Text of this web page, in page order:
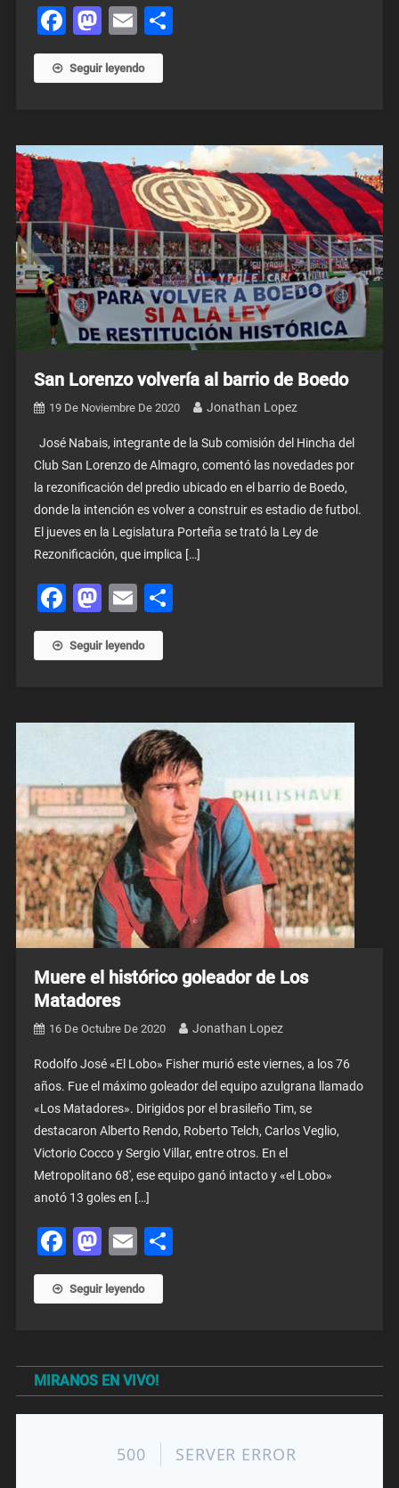
Facebook
Mastodon
Email
Seguir leyendo
San Lorenzo volvería al barrio de Boedo
19 De Noviembre De 2020 Jonathan Lopez
José Nabais, integrante de la Sub comisión del Hincha del
Club San Lorenzo de Almagro, comentó las novedades por
la rezonificación del predio ubicado en el barrio de Boedo,
donde la intención es volver a construir es estadio de futbol.
El jueves en la Legislatura Porteña se trató la Ley de
Rezonificación, que implica […]
Facebook
Mastodon
Email
Seguir leyendo
Muere el histórico goleador de Los
Matadores
16 De Octubre De 2020 Jonathan Lopez
Rodolfo José «El Lobo» Fisher murió este viernes, a los 76
años. Fue el máximo goleador del equipo azulgrana llamado
«Los Matadores». Dirigidos por el brasileño Tim, se
destacaron Alberto Rendo, Roberto Telch, Carlos Veglio,
Victorio Cocco y Sergio Villar, entre otros. En el
Metropolitano 68′, ese equipo ganó intacto y «el Lobo»
anotó 13 goles en […]
Facebook
Mastodon
Email
Seguir leyendo
MIRANOS EN VIVO!